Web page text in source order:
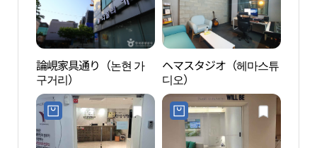
論峴家具通り（논현 가
구거리）
ヘマスタジオ（헤마스튜
디오）